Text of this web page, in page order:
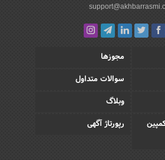
مجوزها
سوالات متداول
وبلاگ
رپورتاژ آگهی